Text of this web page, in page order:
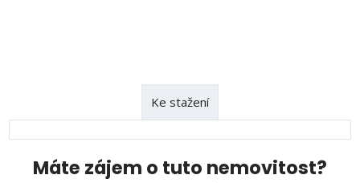
Ke stažení
Máte zájem o tuto nemovitost?